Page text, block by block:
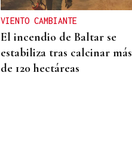
VIENTO CAMBIANTE
El incendio de Baltar se
estabiliza tras calcinar más
de 120 hectáreas